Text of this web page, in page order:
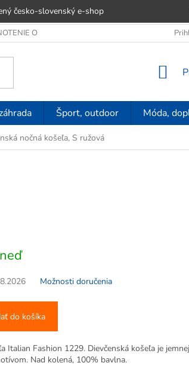
česko-slovenský e‑shop
OBCHODU OBCHODNÉ PODMIENKY
Šport, outdoor Móda,
nočná košeľa, S ružová
Možnosti doručenia
do košíka
Italian Fashion 1229. Dievčenská košeľa je
Nad kolená, 100% bavlna.